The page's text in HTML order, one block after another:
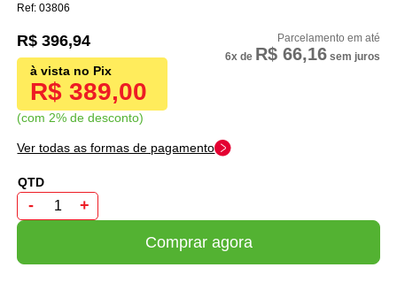
03806
R$ 389,00
com 2% de desconto
R$ 396,94
6x de R$ 66,16sem juros
Ver todas as formas de pagamento
- +
Comprar agora